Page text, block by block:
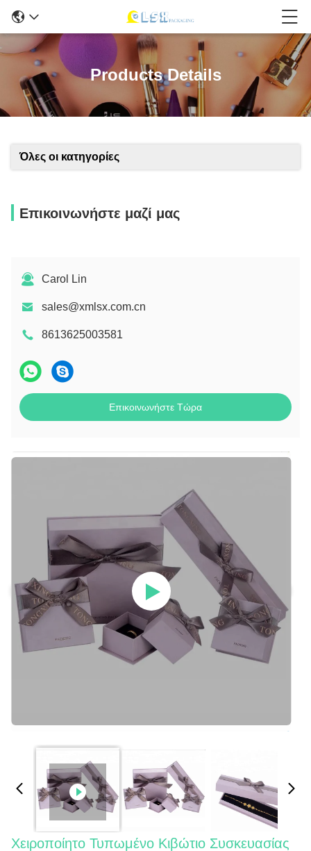
Products Details
Όλες οι κατηγορίες
Επικοινωνήστε μαζί μας
Carol Lin
sales@xmlsx.com.cn
8613625003581
Επικοινωνήστε Τώρα
Χειροποίητο Τυπωμένο Κιβώτιο Συσκευασίας